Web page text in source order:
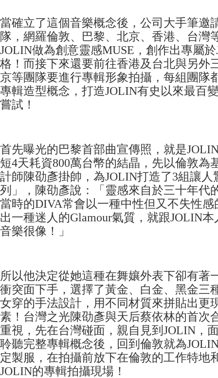
當確立了這個音樂概念後，公司大手筆邀
隊，網羅倫敦、巴黎、北京、香港、台灣
JOLIN做為創意靈感MUSE，創作出專屬
格！而接下來還要前往香港及台北與另外
京等團隊要進行專輯形象拍攝，每組團隊
專輯造型概念，打造JOLIN有史以來最百
嘗試！
首先曝光的巴黎首部曲宣傳照，就是
短4天耗資800萬台幣的結晶，先以倫敦為
計師陳劭彥掛帥，為JOLIN打造了3組讓人
列」，陳劭彥說：「靈感來自於三十年代
當時的DIVA常會以一種中性但又不失性
出一種迷人的Glamour氣質，就跟JOLIN
音樂很像！」
所以他決定從她這種在舞孃外表下卻有著
衝突面下手，選擇了黃金、白金、黑金三
女穿的手法設計，用不同材質來拼貼出更
素！台灣之光陳劭彥與天后蔡依林的首次
重視，先在台灣碰面，親自見到JOLIN，
聆聽完整專輯概念後，回到倫敦就為
定製服，在拍攝前放下在倫敦的工作特地
JOLIN的專輯拍攝現場！